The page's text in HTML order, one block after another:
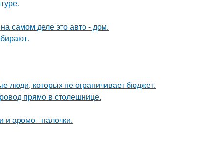
самом деле это авто - дом.
люди, которых не ограничивает бюджет.
прямо в столешнице.
и аромо - палочки.